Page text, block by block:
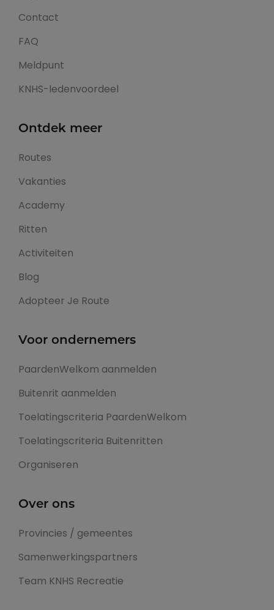
Contact
FAQ
Meldpunt
KNHS-ledenvoordeel
Ontdek meer
Routes
Vakanties
Academy
Ritten
Activiteiten
Blog
Adopteer Je Route
Voor ondernemers
PaardenWelkom aanmelden
Buitenrit aanmelden
Toelatingscriteria PaardenWelkom
Toelatingscriteria Buitenritten
Organiseren
Over ons
Provincies / gemeentes
Samenwerkingspartners
Team KNHS Recreatie